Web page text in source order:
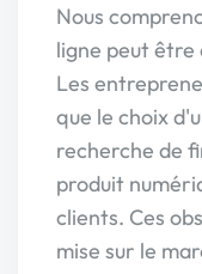
Nous
ligne peut être
Les
que le choix
recherche de
produit
clients. Ces
mise sur le